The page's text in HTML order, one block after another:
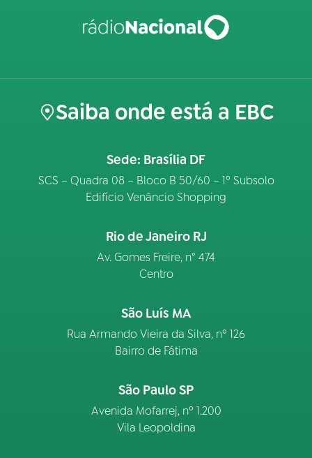
Saiba onde está a EBC
Sede: Brasília DF
SCS – Quadra 08 – Bloco B 50/60 – 1º Subsolo
Edifício Venâncio Shopping
Rio de Janeiro RJ
Av. Gomes Freire, n° 474
Centro
São Luís MA
Rua Armando Vieira da Silva, nº 126
Bairro de Fátima
São Paulo SP
Avenida Mofarrej, nº 1.200
Vila Leopoldina